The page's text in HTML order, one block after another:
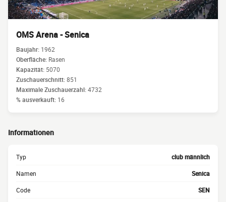
OMS Arena - Senica
Baujahr: 1962
Oberfläche: Rasen
Kapazität: 5070
Zuschauerschnitt:851
Maximale Zuschauerzahl:4732
% ausverkauft: 16
Informationen
Typ club männlich
Namen Senica
Code SEN